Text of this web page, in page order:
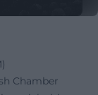
Chamber